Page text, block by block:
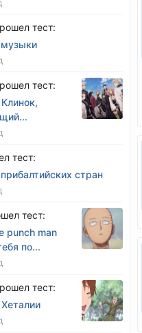
тест:
тест:
тест:
стран
тест:
punch man
по...
тест: